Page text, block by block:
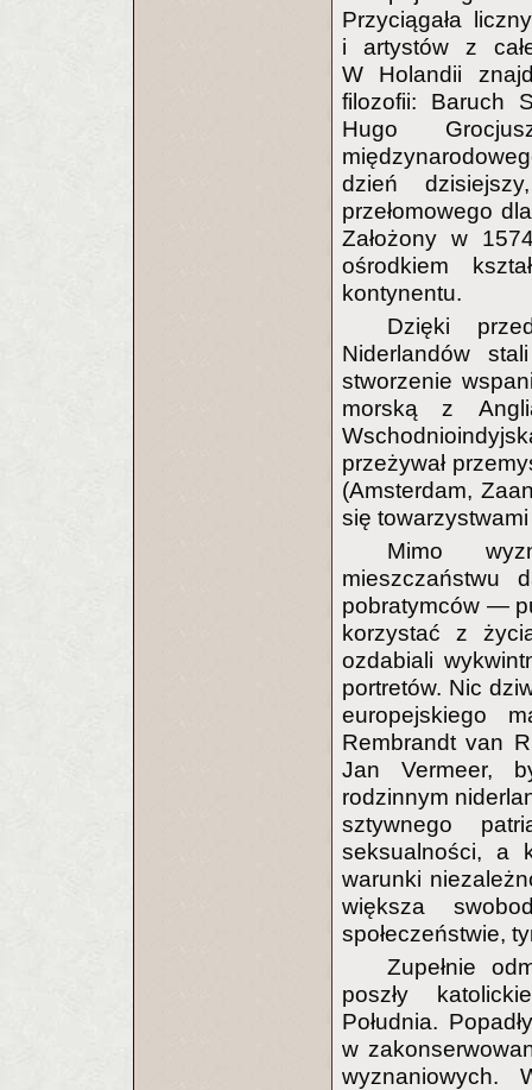
Przyciągała
i artystów z
W Holandii
filozofii: Baruch
Hugo
dzień
przełomowego
Założony w
ośrodkiem
kontynentu.
Dzięki
Niderlandów
stworzenie
morską z
przeżywał
(Amsterdam,
się
Mimo
mieszczaństwu
pobratymców —
korzystać z
ozdabiali
portretów. Nic
europejskiego
Rembrandt van
Jan Vermeer,
rodzinnym
sztywnego
seksualności, a
warunki
większa
społeczeństwie,
Zupełnie
poszły
Południa.
w
wyznaniowych.